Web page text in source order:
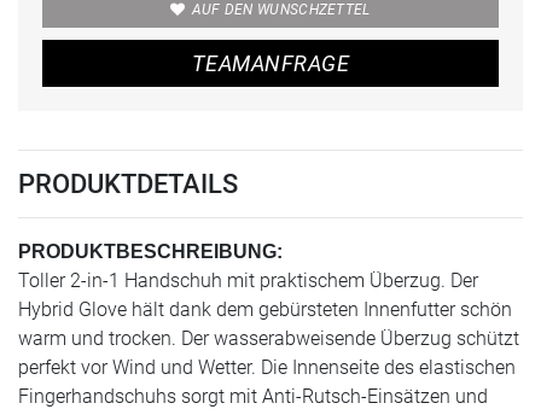
AUF DEN WUNSCHZETTEL
TEAMANFRAGE
PRODUKTDETAILS
PRODUKTBESCHREIBUNG:
Toller 2-in-1 Handschuh mit praktischem Überzug. Der
Hybrid Glove hält dank dem gebürsteten Innenfutter schön
warm und trocken. Der wasserabweisende Überzug schützt
perfekt vor Wind und Wetter. Die Innenseite des elastischen
Fingerhandschuhs sorgt mit Anti-Rutsch-Einsätzen und